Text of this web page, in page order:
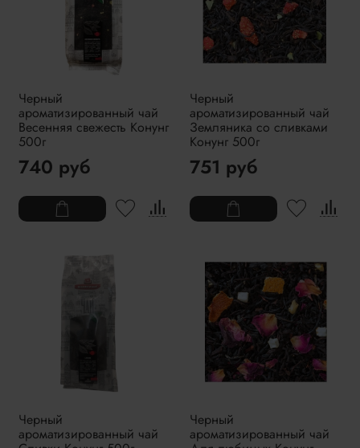
Черный
ароматизированный чай
Весенняя свежесть Конунг
500г
740 руб
Черный
ароматизированный чай
Земляника со сливками
Конунг 500г
751 руб
Черный
ароматизированный чай
Черный
ароматизированный чай